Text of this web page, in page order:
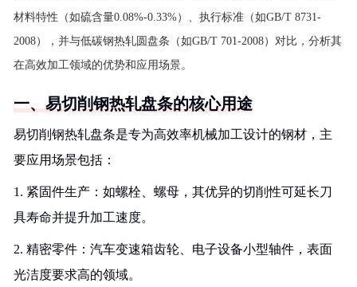
材料特性（如硫含量0.08%-0.33%）、执行标准（如GB/T 8731-
2008），并与低碳钢热轧圆盘条（如GB/T 701-2008）对比，分析其
在高效加工领域的优势和应用场景。
一、易切削钢热轧盘条的核心用途
易切削钢热轧盘条是专为高效率机械加工设计的钢材，主
要应用场景包括：
1. 紧固件生产：如螺栓、螺母，其优异的切削性可延长刀
具寿命并提升加工速度。
2. 精密零件：汽车变速箱齿轮、电子设备小型轴件，表面
光洁度要求高的领域。